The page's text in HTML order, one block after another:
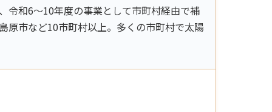
令和6〜10年度の事業として市町村経由で補
原市など10市町村以上。多くの市町村で太陽